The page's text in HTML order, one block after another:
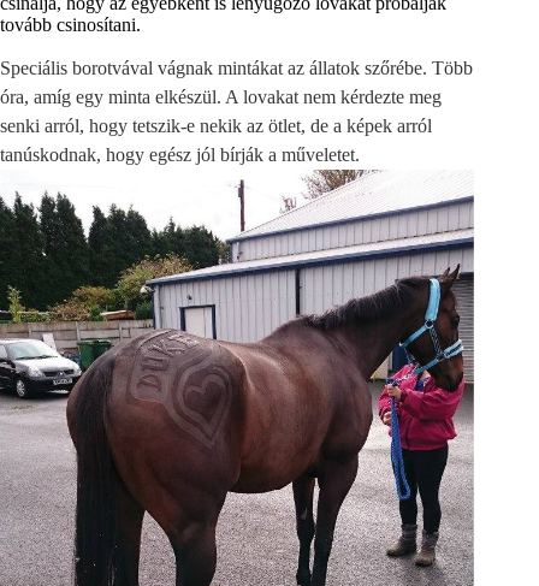
tovább csinosítani.
Speciális borotvával vágnak mintákat az állatok szőrébe. Több
óra, amíg egy minta elkészül. A lovakat nem kérdezte meg
senki arról, hogy tetszik-e nekik az ötlet, de a képek arról
tanúskodnak, hogy egész jól bírják a műveletet.